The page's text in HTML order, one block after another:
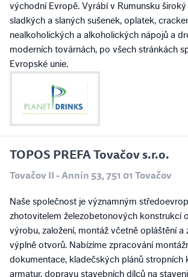
východní Evropě. Vyrábí v Rumunsku
sladkých a slaných sušenek, oplatek,
nealkoholických a alkoholických nápojů a
moderních továrnách, po všech stránkách
Evropské unie.
TOPOS PREFA Tovačov s.r.o.
Tovačov II - Annín 53, 751 01 Tovačov
Naše společnost je významným
zhotovitelem železobetonových konstrukcí
výrobu, založení, montáž včetně opláštění a
výplně otvorů. Nabízíme zpracování
dokumentace, kladečských plánů stropních
armatur, dopravu stavebních dílců na